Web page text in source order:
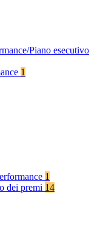
Piano esecutivo
1
1
dei premi 14